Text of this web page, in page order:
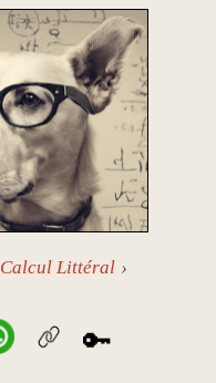
Calcul Littéral
🔑